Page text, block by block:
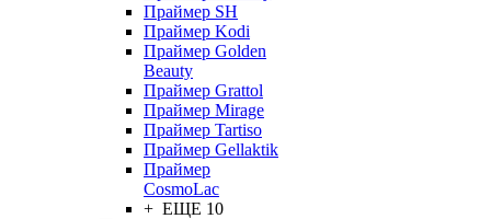
Праймер SH
Праймер Kodi
Праймер Golden
Beauty
Праймер Grattol
Праймер Mirage
Праймер Tartiso
Праймер Gellaktik
Праймер
CosmoLac
+ ЕЩЕ 10